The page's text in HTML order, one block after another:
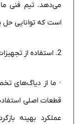
می‌دهد. تیم فنی
است که توانایی حل
2. استفاده از تجهیزات پیشرفته و قطعات اصلی
· ما از دیاگ‌های
قطعات اصلی
عملکرد بهینه